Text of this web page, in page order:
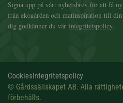
Signa upp på vårt nyhetsbrev för att få
från ekogården och matinspiration till
dig godkänner du vår integritetspolicy.
CookiesIntegritetspolicy
© Gårdssällskapet AB. Alla
förbehålls.